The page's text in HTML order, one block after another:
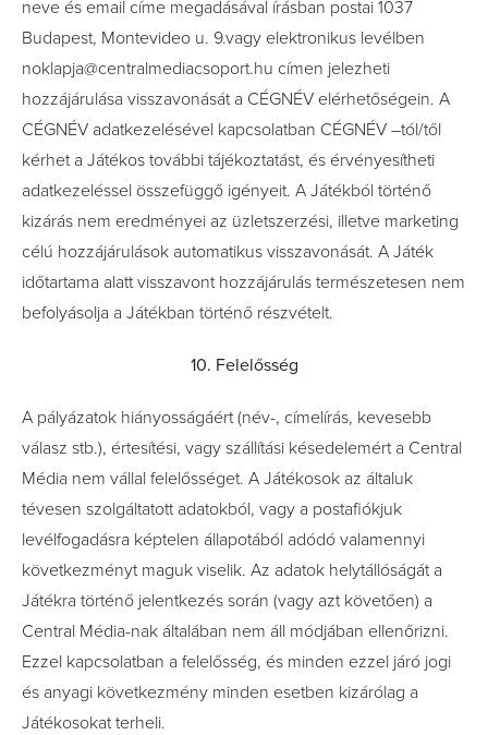
neve és email címe megadásával írásban postai 1037
Budapest, Montevideo u. 9.vagy elektronikus levélben
noklapja@centralmediacsoport.hu címen jelezheti
hozzájárulása visszavonását a CÉGNÉV elérhetőségein. A
CÉGNÉV adatkezelésével kapcsolatban CÉGNÉV –tól/től
kérhet a Játékos további tájékoztatást, és érvényesítheti
adatkezeléssel összefüggő igényeit. A Játékból történő
kizárás nem eredményei az üzletszerzési, illetve marketing
célú hozzájárulások automatikus visszavonását. A Játék
időtartama alatt visszavont hozzájárulás természetesen nem
befolyásolja a Játékban történő részvételt.
10. Felelősség
A pályázatok hiányosságáért (név-, címelírás, kevesebb
válasz stb.), értesítési, vagy szállítási késedelemért a Central
Média nem vállal felelősséget. A Játékosok az általuk
tévesen szolgáltatott adatokból, vagy a postafiókjuk
levélfogadásra képtelen állapotából adódó valamennyi
következményt maguk viselik. Az adatok helytállóságát a
Játékra történő jelentkezés során (vagy azt követően) a
Central Média-nak általában nem áll módjában ellenőrizni.
Ezzel kapcsolatban a felelősség, és minden ezzel járó jogi
és anyagi következmény minden esetben kizárólag a
Játékosokat terheli.